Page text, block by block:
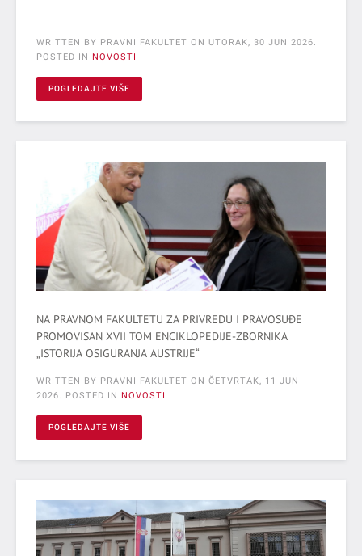
WRITTEN BY PRAVNI FAKULTET ON UTORAK, 30 JUN 2026.
POSTED IN NOVOSTI
POGLEDAJTE VIŠE
NA PRAVNOM FAKULTETU ZA PRIVREDU I PRAVOSUĐE
PROMOVISAN XVII TOM ENCIKLOPEDIJE-ZBORNIKA
„ISTORIJA OSIGURANJA AUSTRIJE“
WRITTEN BY PRAVNI FAKULTET ON ČETVRTAK, 11 JUN
2026. POSTED IN NOVOSTI
POGLEDAJTE VIŠE